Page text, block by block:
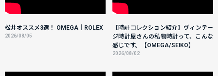
松井オススメ3選！ OMEGA｜ROLEX
2026/08/05
【時計コレクション紹介】ヴィンテー
ジ時計屋さんの私物時計って、こんな
感じです。【OMEGA/SEIKO】
2026/08/02